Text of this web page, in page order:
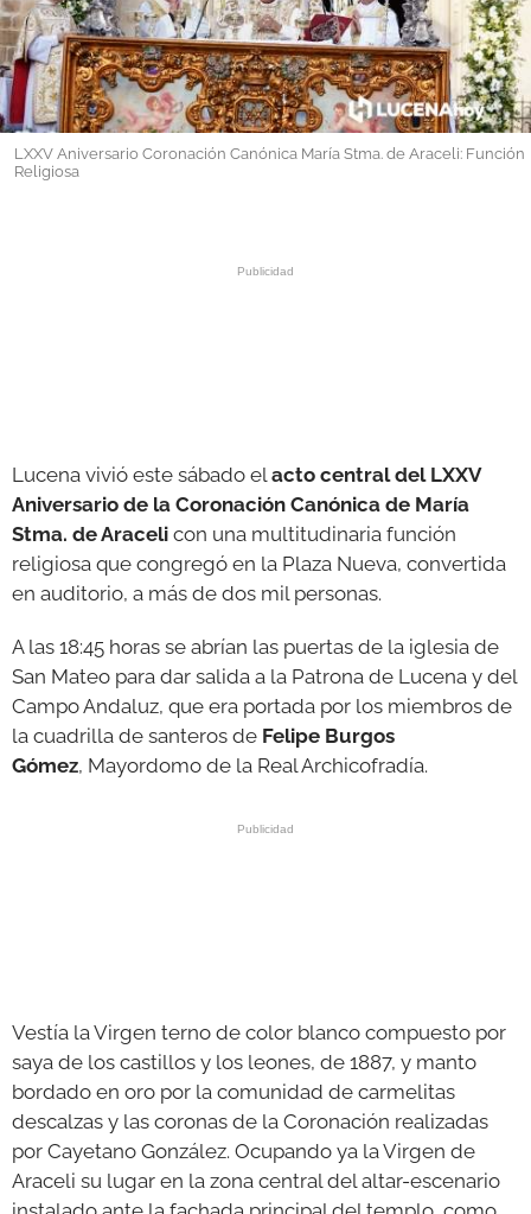
LXXV Aniversario Coronación Canónica María Stma. de Araceli: Función
Religiosa
Lucena vivió este sábado elacto central del LXXV
Aniversario de la Coronación Canónica de María
Stma. de Araceli con una multitudinaria función
religiosa que congregó en la Plaza Nueva, convertida
en auditorio, a más de dos mil personas.
A las 18:45 horas se abrían las puertas de la iglesia de
San Mateo para dar salida a la Patrona de Lucena y del
Campo Andaluz, que era portada por los miembros de
la cuadrilla de santeros de Felipe Burgos
Gómez, Mayordomo de la Real Archicofradía.
Vestía la Virgen terno de color blanco compuesto por
saya de los castillos y los leones, de 1887, y manto
bordado en oro por la comunidad de carmelitas
descalzas y las coronas de la Coronación realizadas
por Cayetano González. Ocupando ya la Virgen de
Araceli su lugar en la zona central del altar-escenario